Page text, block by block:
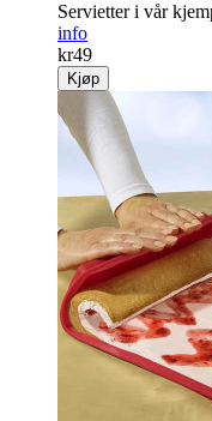
Servietter i vår
info
kr49
Kjøp